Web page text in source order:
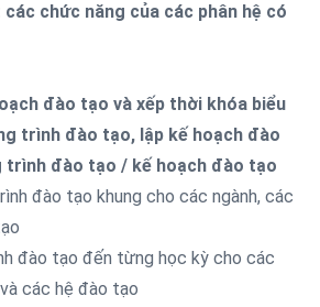
chức năng của các phân hệ có
đào tạo và xếp thời khóa biểu
trình đào tạo, lập kế hoạch đào
trình đào tạo / kế hoạch đào tạo
đào tạo khung cho các ngành, các
đào tạo đến từng học kỳ cho các
các hệ đào tạo